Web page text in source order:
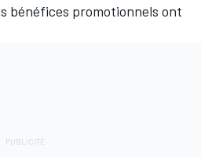
bénéfices promotionnels ont